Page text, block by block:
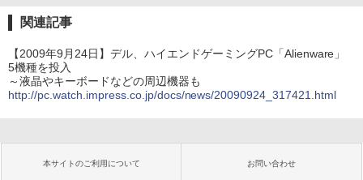
関連記事
【2009年9月24日】デル、ハイエンドゲーミングPC「Alienware」
5機種を投入
～液晶やキーボードなどの周辺機器も
http://pc.watch.impress.co.jp/docs/news/20090924_317421.html
本サイトのご利用について お問い合わせ